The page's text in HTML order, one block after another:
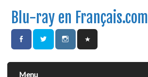
Blu-ray en Français.com
Menu